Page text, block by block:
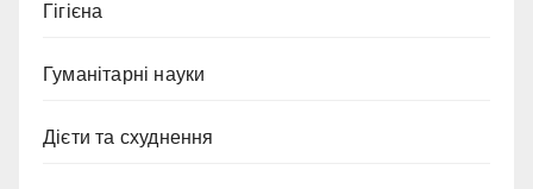
Гігієна
Гуманітарні науки
Дієти та схуднення